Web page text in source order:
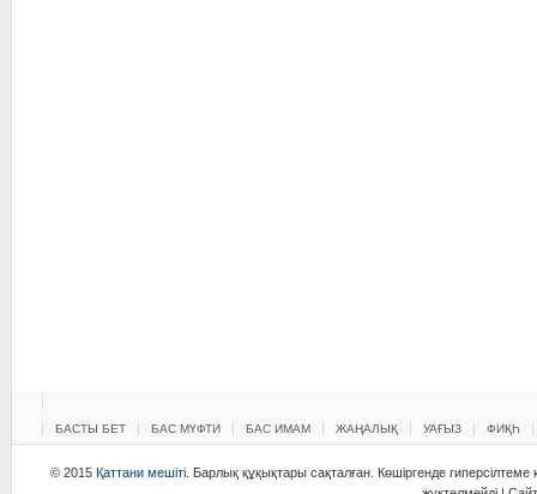
БАСТЫ БЕТ БАС МҮФТИ БАС ИМАМ ЖАҢАЛЫҚ УАҒЫЗ ФИҚҺ
© 2015 Қаттани мешіті. Барлық құқықтары сақталған. Көшіргенде гиперсілтеме